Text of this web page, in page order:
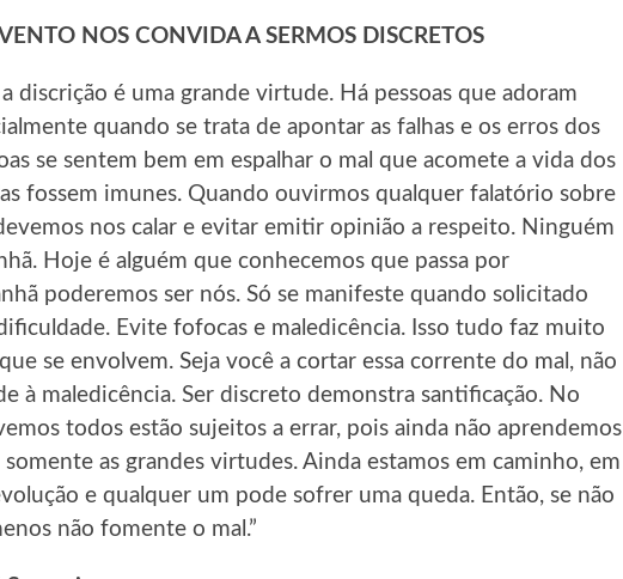
NOS CONVIDA A SERMOS DISCRETOS
discrição é uma grande virtude. Há pessoas que adoram
quando se trata de apontar as falhas e os erros dos
se sentem bem em espalhar o mal que acomete a vida dos
fossem imunes. Quando ouvirmos qualquer falatório sobre
nos calar e evitar emitir opinião a respeito. Ninguém
Hoje é alguém que conhecemos que passa por
poderemos ser nós. Só se manifeste quando solicitado
Evite fofocas e maledicência. Isso tudo faz muito
se envolvem. Seja você a cortar essa corrente do mal, não
à maledicência. Ser discreto demonstra santificação. No
todos estão sujeitos a errar, pois ainda não aprendemos
as grandes virtudes. Ainda estamos em caminho, em
e qualquer um pode sofrer uma queda. Então, se não
não fomente o mal.”